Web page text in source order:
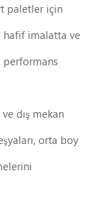
paletler için
hafif imalatta ve
performans
dış mekan
orta boy